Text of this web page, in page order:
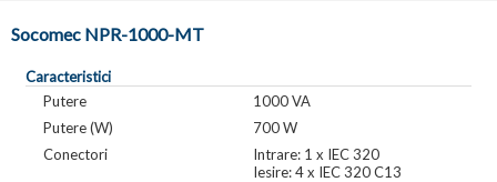
Socomec NPR-1000-MT
Caracteristici
Putere
1000 VA
Putere (W)
700 W
Conectori
Intrare: 1 x IEC 320
Iesire: 4 x IEC 320 C13